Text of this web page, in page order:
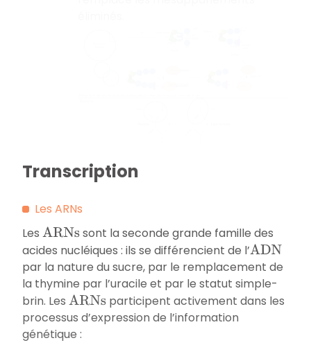
Transcription
Les ARNs
Les ARNs sont la seconde grande famille des
acides nucléiques : ils se différencient de l’ADN
par la nature du sucre, par le remplacement de
la thymine par l’uracile et par le statut simple-
brin. Les ARNs participent activement dans les
processus d’expression de l’information
génétique :